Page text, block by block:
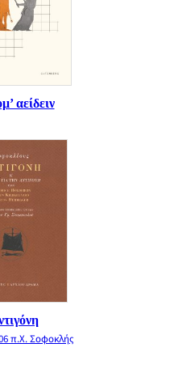
αείδειν
π.Χ. Σοφοκλής